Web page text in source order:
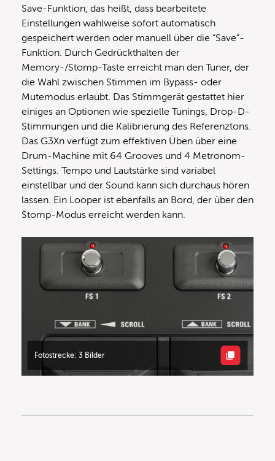
Save-Funktion, das heißt, dass bearbeitete
Einstellungen wahlweise sofort automatisch
gespeichert werden oder manuell über die “Save”-
Funktion. Durch Gedrückthalten der
Memory-/Stomp-Taste erreicht man den Tuner, der
die Wahl zwischen Stimmen im Bypass- oder
Mutemodus erlaubt. Das Stimmgerät gestattet hier
einiges an Optionen wie spezielle Tunings, Drop-D-
Stimmungen und die Kalibrierung des Referenztons.
Das G3Xn verfügt zum effektiven Üben über eine
Drum-Machine mit 64 Grooves und 4 Metronom-
Settings. Tempo und Lautstärke sind variabel
einstellbar und der Sound kann sich durchaus hören
lassen. Ein Looper ist ebenfalls an Bord, der über den
Stomp-Modus erreicht werden kann.
Fotostrecke: 3 Bilder